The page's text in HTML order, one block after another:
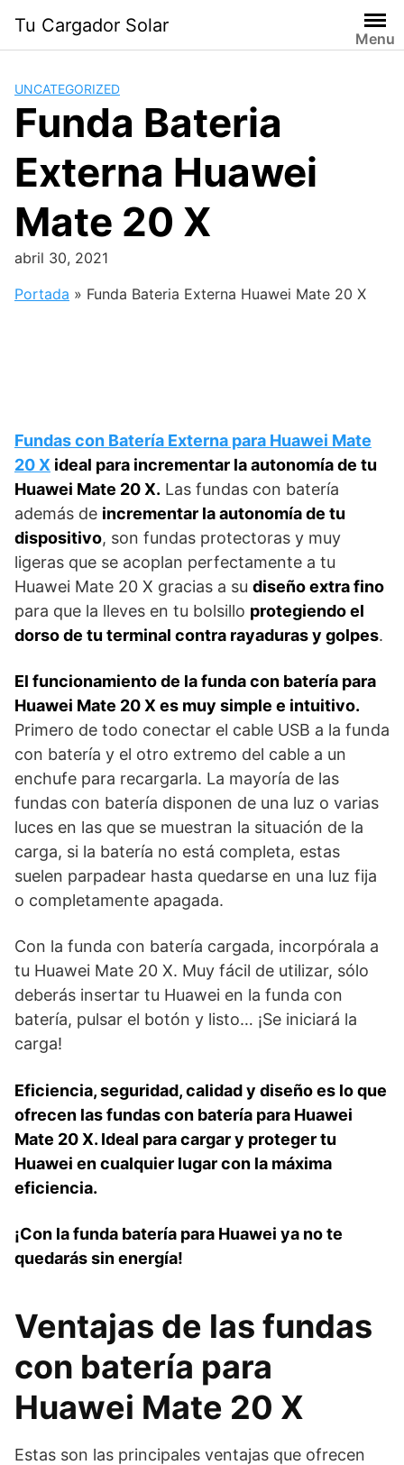
contenido
Tu Cargador Solar
Menu
UNCATEGORIZED
Funda Bateria
Externa Huawei
Mate 20 X
abril 30, 2021
Portada » Funda Bateria Externa Huawei Mate 20 X
Fundas con Batería Externa para Huawei Mate
20 X ideal para incrementar la autonomía de tu
Huawei Mate 20 X. Las fundas con batería
además de incrementar la autonomía de tu
dispositivo, son fundas protectoras y muy
ligeras que se acoplan perfectamente a tu
Huawei Mate 20 X gracias a su diseño extra fino
para que la lleves en tu bolsillo protegiendo el
dorso de tu terminal contra rayaduras y golpes.
El funcionamiento de la funda con batería para
Huawei Mate 20 X es muy simple e intuitivo.
Primero de todo conectar el cable USB a la funda
con batería y el otro extremo del cable a un
enchufe para recargarla. La mayoría de las
fundas con batería disponen de una luz o varias
luces en las que se muestran la situación de la
carga, si la batería no está completa, estas
suelen parpadear hasta quedarse en una luz fija
o completamente apagada.
Con la funda con batería cargada, incorpórala a
tu Huawei Mate 20 X. Muy fácil de utilizar, sólo
deberás insertar tu Huawei en la funda con
batería, pulsar el botón y listo… ¡Se iniciará la
carga!
Eficiencia, seguridad, calidad y diseño es lo que
ofrecen las fundas con batería para Huawei
Mate 20 X. Ideal para cargar y proteger tu
Huawei en cualquier lugar con la máxima
eficiencia.
¡Con la funda batería para Huawei ya no te
quedarás sin energía!
Ventajas de las fundas
con batería para
Huawei Mate 20 X
Estas son las principales ventajas que ofrecen